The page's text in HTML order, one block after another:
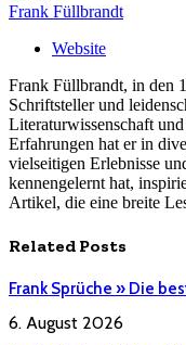
Frank Füllbrandt
Website
Frank Füllbrandt, in den
Schriftsteller und
Literaturwissenschaft
Erfahrungen hat er in
vielseitigen Erlebnisse
kennengelernt hat,
Artikel, die eine breite
Related Posts
Frank Sprüche » Die
6. August 2026